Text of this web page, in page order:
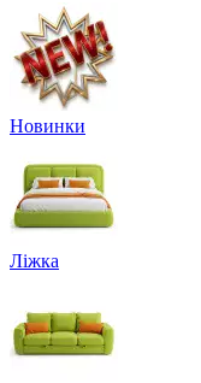
Новинки
Ліжка